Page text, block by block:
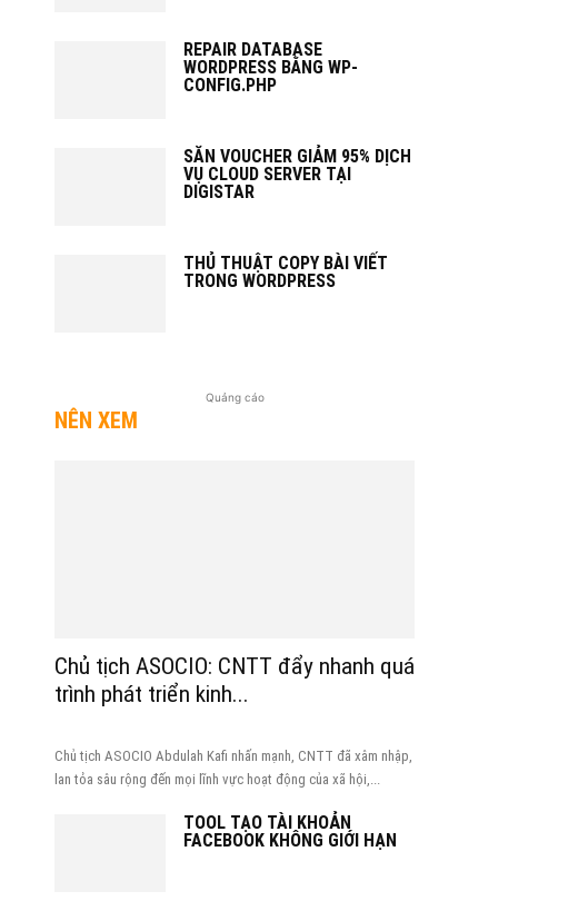
REPAIR DATABASE
WORDPRESS BẰNG WP-
CONFIG.PHP
SĂN VOUCHER GIẢM 95% DỊCH
VỤ CLOUD SERVER TẠI
DIGISTAR
THỦ THUẬT COPY BÀI VIẾT
TRONG WORDPRESS
Quảng cáo
NÊN XEM
Chủ tịch ASOCIO: CNTT đẩy nhanh quá
trình phát triển kinh...
Chủ tịch ASOCIO Abdulah Kafi nhấn mạnh, CNTT đã xâm nhập,
lan tỏa sâu rộng đến mọi lĩnh vực hoạt động của xã hội,...
TOOL TẠO TÀI KHOẢN
FACEBOOK KHÔNG GIỚI HẠN